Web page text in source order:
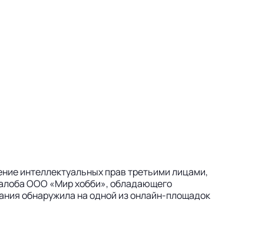
интеллектуальных прав третьими лицами,
ООО «Мир хобби», обладающего
обнаружила на одной из онлайн-площадок